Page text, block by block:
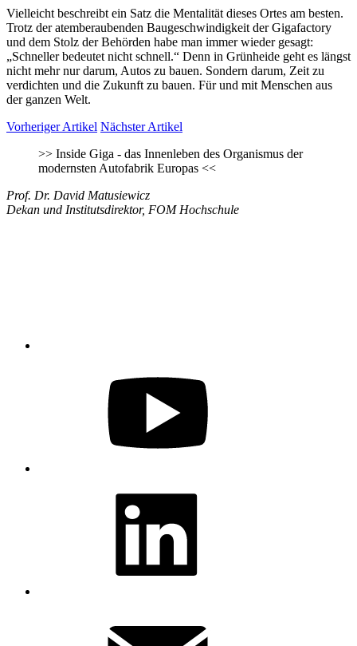
Vielleicht beschreibt ein Satz die Mentalität dieses Ortes am besten.
Trotz der atemberaubenden Baugeschwindigkeit der Gigafactory
und dem Stolz der Behörden habe man immer wieder gesagt:
„Schneller bedeutet nicht schnell.“ Denn in Grünheide geht es längst
nicht mehr nur darum, Autos zu bauen. Sondern darum, Zeit zu
verdichten und die Zukunft zu bauen. Für und mit Menschen aus
der ganzen Welt.
Vorheriger Artikel Nächster Artikel
>> Inside Giga - das Innenleben des Organismus der
modernsten Autofabrik Europas <<
Prof. Dr. David Matusiewicz
Dekan und Institutsdirektor, FOM Hochschule